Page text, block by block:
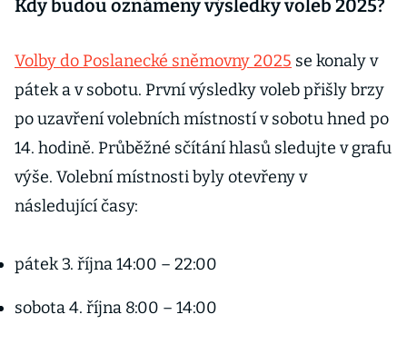
Kdy budou oznámeny výsledky voleb 2025?
Volby do Poslanecké sněmovny 2025 se konaly v
pátek a v sobotu. První výsledky voleb přišly brzy
po uzavření volebních místností v sobotu hned po
14. hodině. Průběžné sčítání hlasů sledujte v grafu
výše. Volební místnosti byly otevřeny v
následující časy:
pátek 3. října 14:00 – 22:00
sobota 4. října 8:00 – 14:00